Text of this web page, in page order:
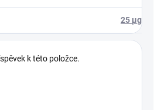
25 μg
k této položce.